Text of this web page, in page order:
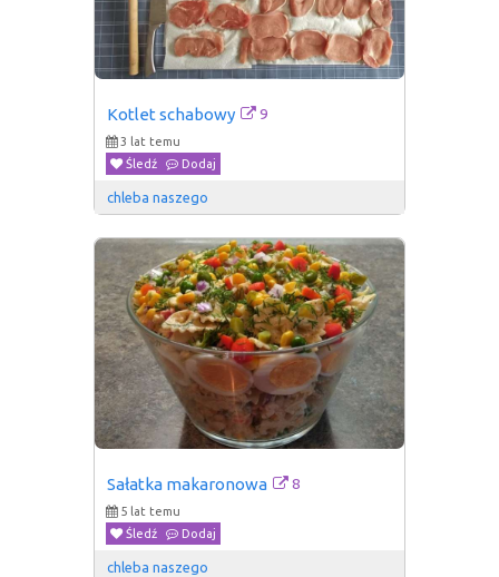
Kotlet schabowy 9
3 lat temu
Śledź
Dodaj
chleba naszego
Sałatka makaronowa 8
5 lat temu
Śledź
Dodaj
chleba naszego